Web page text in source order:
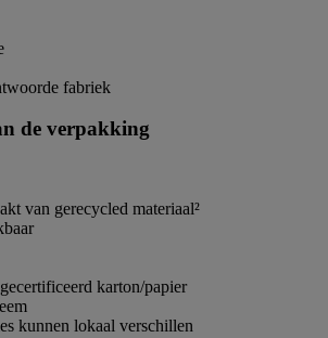
fabriek
de verpakking
van gerecycled materiaal²
karton/papier
kunnen lokaal verschillen